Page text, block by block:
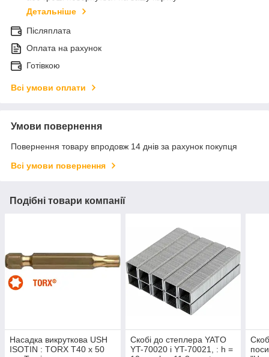
Детальніше
Післяплата
Оплата на рахунок
Готівкою
Всі умови оплати
Умови повернення
Повернення товару впродовж 14 днів за рахунок покупця
Всі умови повернення
Подібні товари компанії
Насадка викруткова USH
ISOTIN : TORX T40 x 50
Скобі до степлера YATO
YT-70020 i YT-70021, : h =